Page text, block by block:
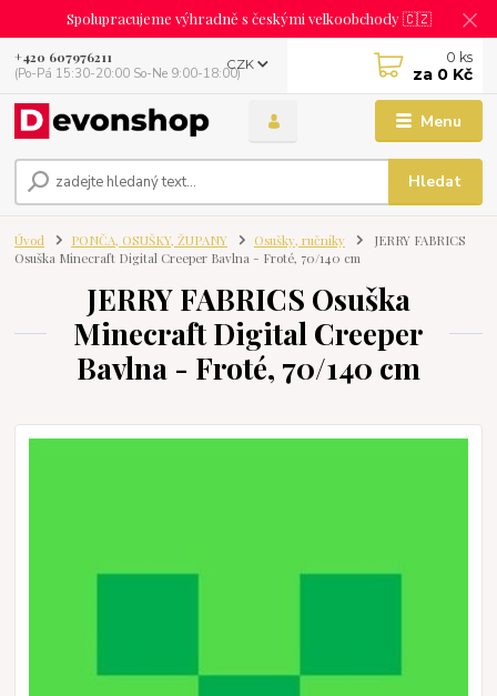
Spolupracujeme výhradně s českými velkoobchody 🇨🇿
Menu
CZK
Hledat
+420 607976211
(Po-Pá 15:30-20:00 So-Ne 9:00-18:00)
0 ks
za 0 Kč
Úvod PONČA, OSUŠKY, ŽUPANY Osušky, ručníky
JERRY FABRICS
Osuška Minecraft Digital Creeper Bavlna - Froté, 70/140 cm
JERRY FABRICS Osuška
Minecraft Digital Creeper
Bavlna - Froté, 70/140 cm